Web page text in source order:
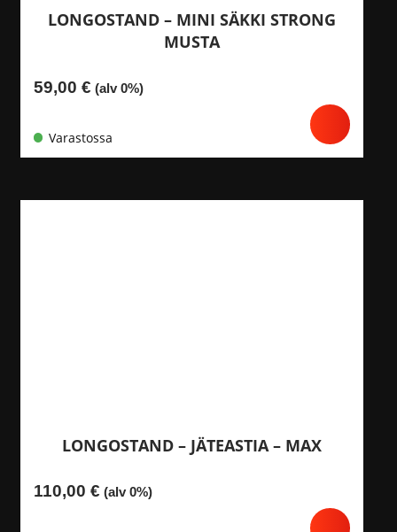
LONGOSTAND – MINI SÄKKI STRONG
MUSTA
59,00 € (alv 0%)
Varastossa
LONGOSTAND – JÄTEASTIA – MAX
110,00 € (alv 0%)